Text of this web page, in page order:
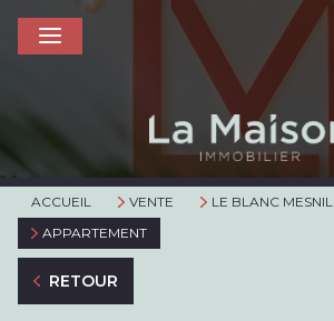
ACCUEIL VENTE
LE BLANC MESNIL
APPARTEMENT
RETOUR